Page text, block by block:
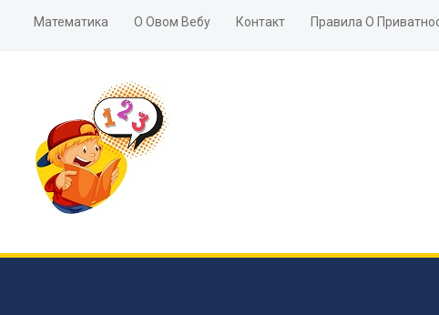
Математика О Овом Вебу Контакт Правила О